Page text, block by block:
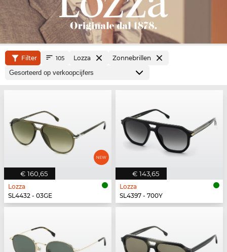
Filter 105 Lozza Zonnebrillen
€ 160,65
Lozza
SL4432 - 03GE
€ 143,65
Lozza
SL4397 - 700Y